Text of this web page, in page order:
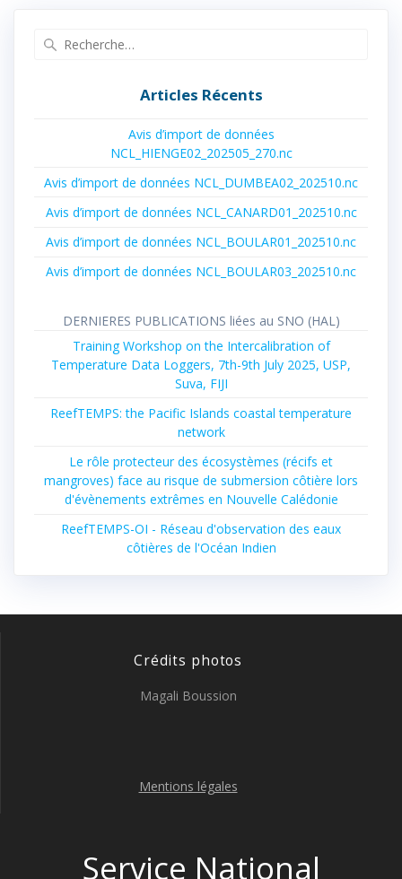
Articles Récents
Avis d’import de données
NCL_HIENGE02_202505_270.nc
Avis d’import de données NCL_DUMBEA02_202510.nc
Avis d’import de données NCL_CANARD01_202510.nc
Avis d’import de données NCL_BOULAR01_202510.nc
Avis d’import de données NCL_BOULAR03_202510.nc
DERNIERES PUBLICATIONS liées au SNO (HAL)
Training Workshop on the Intercalibration of
Temperature Data Loggers, 7th-9th July 2025, USP,
Suva, FIJI
ReefTEMPS: the Pacific Islands coastal temperature
network
Le rôle protecteur des écosystèmes (récifs et
mangroves) face au risque de submersion côtière lors
d'évènements extrêmes en Nouvelle Calédonie
ReefTEMPS-OI - Réseau d'observation des eaux
côtières de l'Océan Indien
Crédits photos
Magali Boussion
Mentions légales
Service National